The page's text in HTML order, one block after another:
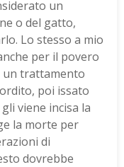
un
o del gatto,
Lo stesso a mio
per il povero
un trattamento
poi issato
viene incisa la
la morte per
di
dovrebbe